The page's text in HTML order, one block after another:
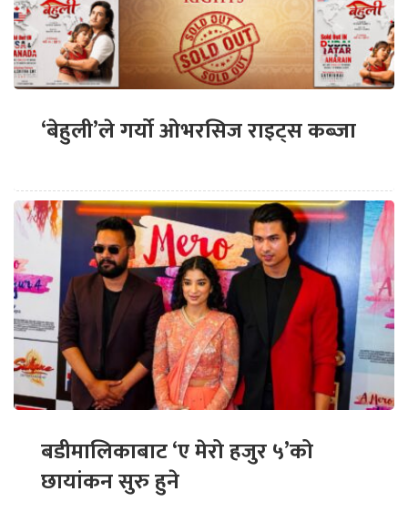
‘बेहुली’ले गर्यो ओभरसिज राइट्स कब्जा
बडीमालिकाबाट ‘ए मेरो हजुर ५’को
छायांकन सुरु हुने